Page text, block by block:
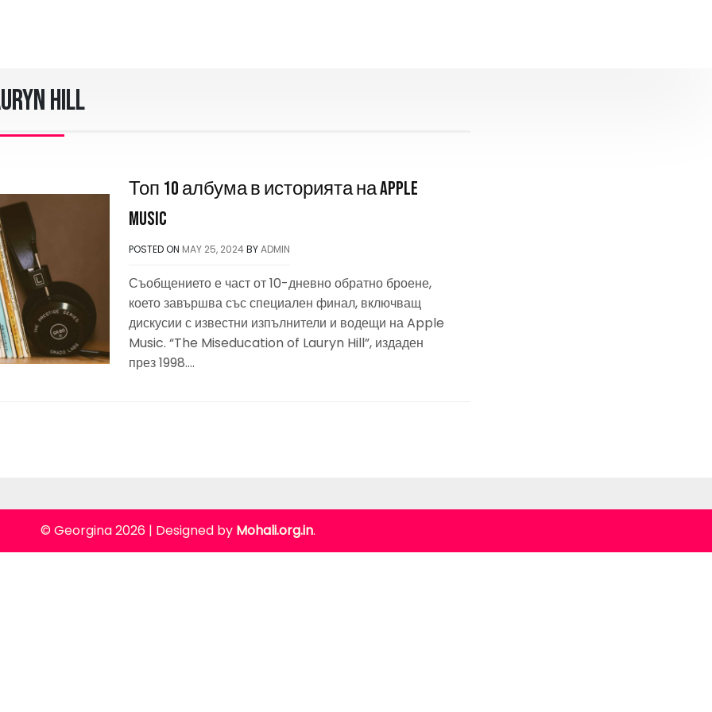
Hill
Топ 10 албума в историята на Apple
Music
POSTED ON MAY 25, 2024BYADMIN
Съобщението е част от 10-дневно обратно броене,
което завършва със специален финал, включващ
дискусии с известни изпълнители и водещи на Apple
Music. “The Miseducation of Lauryn Hill”, издаден
през 1998….
© Georgina 2026 | Designed by Mohali.org.in.